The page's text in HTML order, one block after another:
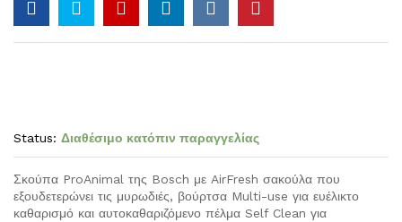
Status: Διαθέσιμο κατόπιν παραγγελίας
Σκούπα ProAnimal της Bosch με AirFresh σακούλα που
εξουδετερώνει τις μυρωδιές, βούρτσα Multi-use για ευέλικτο
καθαρισμό και αυτοκαθαριζόμενο πέλμα Self Clean για